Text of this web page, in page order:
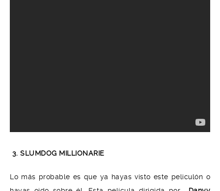
3. SLUMDOG MILLIONARIE
Lo más probable es que ya hayas visto este peliculón o